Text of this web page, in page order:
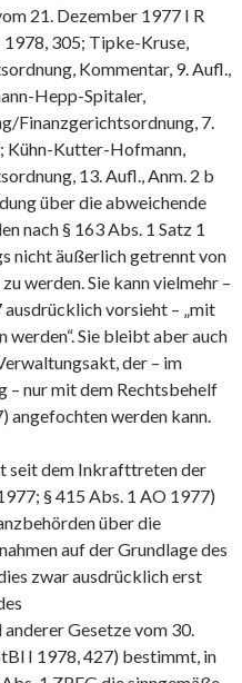
21. Dezember 1977 I R
305; Tipke-Kruse,
Kommentar, 9. Aufl.,
Hepp-Spitaler,
Finanzgerichtsordnung, 7.
Kühn-Kutter-Hofmann,
13. Aufl., Anm. 2 b
über die abweichende
nach § 163 Abs. 1 Satz 1
nicht äußerlich getrennt von
werden. Sie kann vielmehr –
vorsieht – „mit
Sie bleibt aber auch
der – im
– nur mit dem Rechtsbehelf
angefochten werden kann.
seit dem Inkrafttreten der
§ 415 Abs. 1 AO 1977)
über die
auf der Grundlage des
zwar ausdrücklich erst
Gesetze vom 30.
I 1978, 427) bestimmt, in